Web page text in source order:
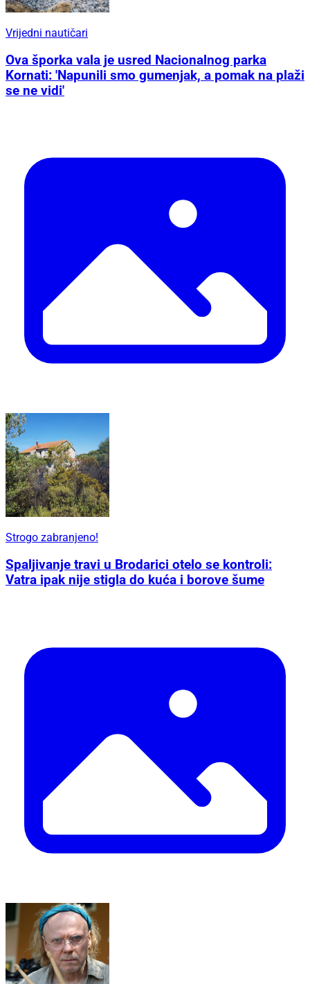
Vrijedni nautičari
Ova šporka vala je usred Nacionalnog parka
Kornati: 'Napunili smo gumenjak, a pomak na plaži
se ne vidi'
Strogo zabranjeno!
Spaljivanje travi u Brodarici otelo se kontroli:
Vatra ipak nije stigla do kuća i borove šume